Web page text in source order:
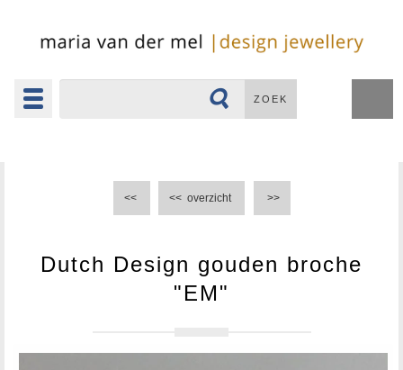
Toggle
navigation
ZOEK
<< << overzicht >>
Dutch Design gouden broche
"EM"